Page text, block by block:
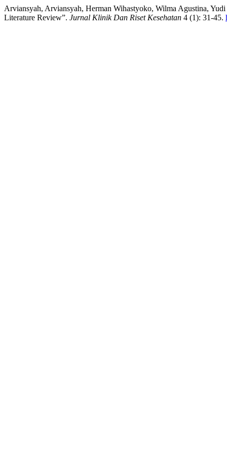
Arviansyah, Arviansyah, Herman Wihastyoko, Wilma Agustina,
Literature Review”. Jurnal Klinik Dan Riset Kesehatan 4 (1): 31-45.